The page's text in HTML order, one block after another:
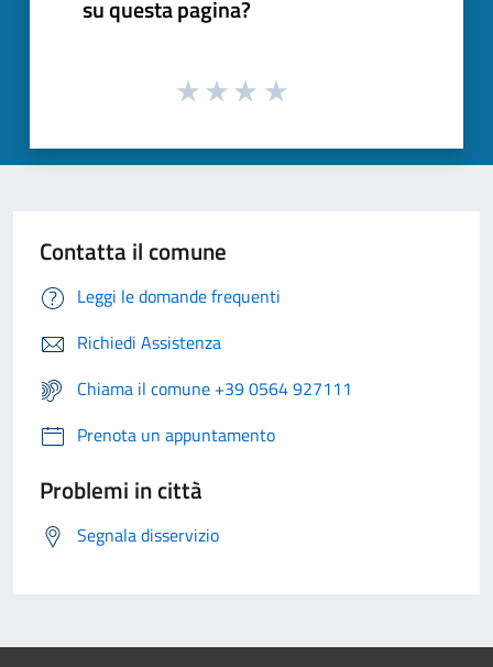
su questa pagina?
Contatta il comune
Leggi le domande frequenti
Richiedi Assistenza
Chiama il comune +39 0564 927111
Prenota un appuntamento
Problemi in città
Segnala disservizio